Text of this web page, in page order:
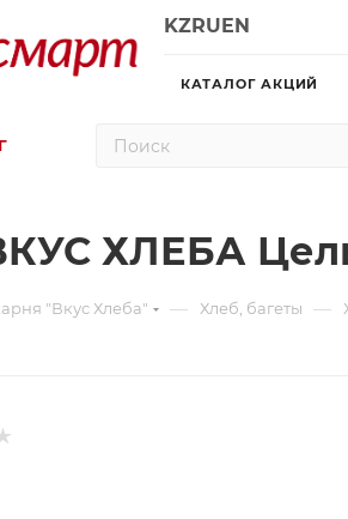
KZRUEN
КАТАЛОГ АКЦИЙ
ХЛЕБА
"Вкус Хлеба" — Хлеб, багеты —